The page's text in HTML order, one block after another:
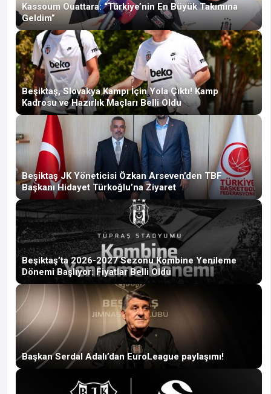
Kassoum Ouattara: “Türkiye’nin En Büyük Takımına
Geldim”
Beşiktaş, Slovakya Kampı İçin Yola Çıktı! Kamp
Kadrosu ve Hazırlık Maçları Belli Oldu
Beşiktaş JK Yöneticisi Özkan Arseven’den TBF
Başkanı Hidayet Türkoğlu’na Ziyaret
Beşiktaş’ta 2026-2027 Sezonu Kombine Yenileme
Dönemi Başlıyor: Fiyatlar Belli Oldu
Başkan Serdal Adalı’dan EuroLeague paylaşımı!